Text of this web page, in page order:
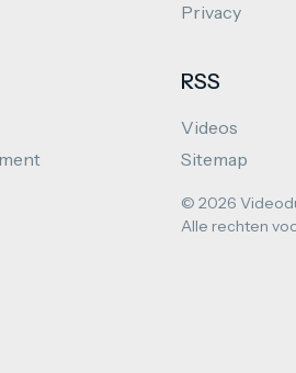
Privacy
RSS
Videos
Sitemap
© 2026
Alle rechten